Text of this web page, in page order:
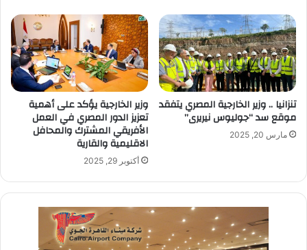
تنزانيا .. وزير الخارجية المصري يتفقد
موقع سد “جوليوس نيريرى”
مارس 20, 2025
وزير الخارجية يؤكد على أهمية
تعزيز الدور المصري في العمل
الأفريقي المشترك والمحافل
الاقليمية والقارية
أكتوبر 29, 2025